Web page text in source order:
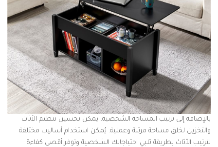
بالإضافة إلى ترتيب المساحة الشخصية، يمكن تحسين تنظيم الأثاث
والتخزين لخلق مساحة مرتبة وعملية. يُمكن استخدام أساليب مختلفة
لترتيب الأثاث بطريقة تلبي احتياجاتك الشخصية وتوفر أقصى كفاءة